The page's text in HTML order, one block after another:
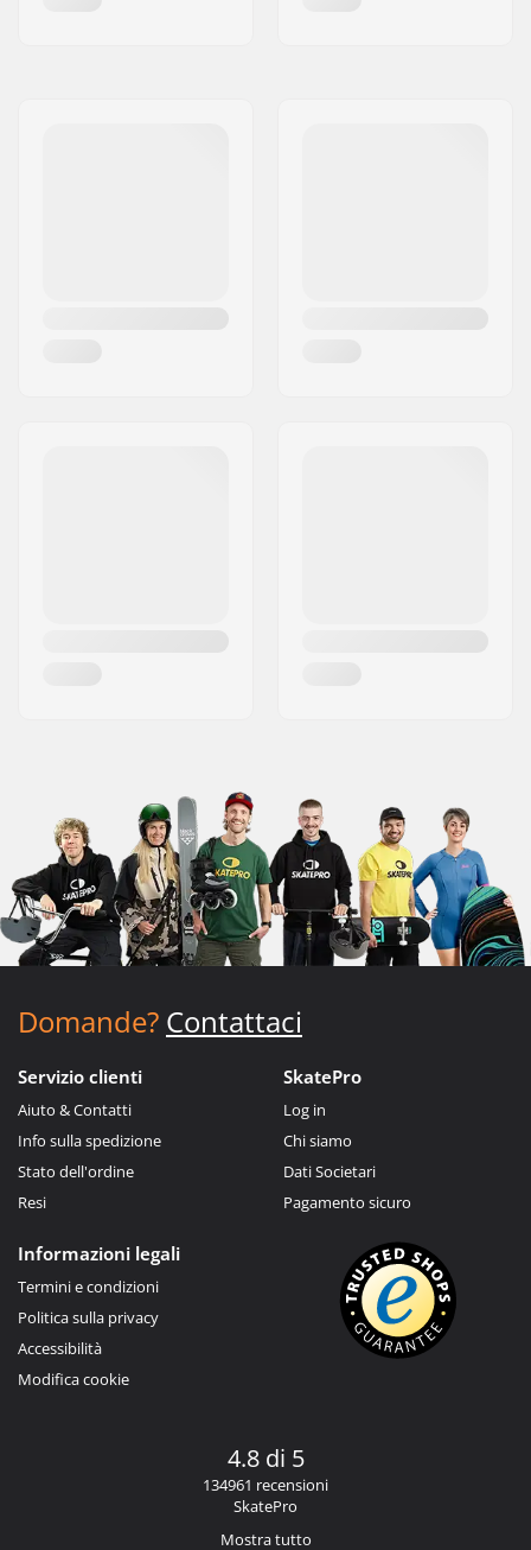
Domande? Contattaci
Servizio clienti
Aiuto & Contatti
Info sulla spedizione
Stato dell'ordine
Resi
SkatePro
Log in
Chi siamo
Dati Societari
Pagamento sicuro
Informazioni legali
Termini e condizioni
Politica sulla privacy
Accessibilità
Modifica cookie
4.8 di 5
134961 recensioni
SkatePro
Mostra tutto